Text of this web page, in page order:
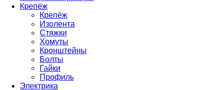
Крепёж
Крепёж
Изолента
Стяжки
Хомуты
Кронштейны
Болты
Гайки
Профиль
Электрика